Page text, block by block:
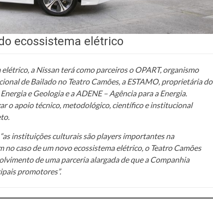
ecossistema elétrico
a Nissan terá como parceiros o OPART, organismo
de Bailado no Teatro Camões, a ESTAMO, proprietária do
e Geologia e a ADENE – Agência para a Energia.
o apoio técnico, metodológico, científico e institucional
instituições culturais são players importantes na
no caso de um novo ecossistema elétrico, o Teatro Camões
de uma parceria alargada de que a Companhia
promotores”.